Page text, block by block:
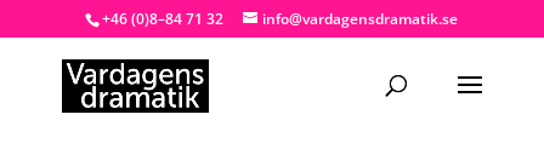
+46 (0)8–84 71 32 info@vardagensdramatik.se